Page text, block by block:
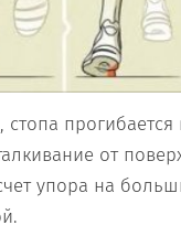
стопа
от
упора на